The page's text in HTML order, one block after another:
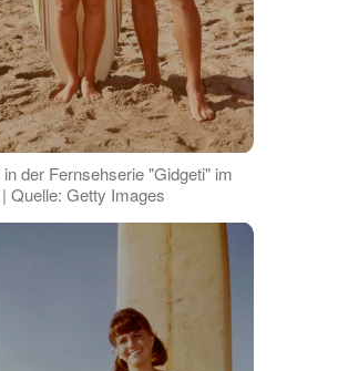
der Fernsehserie "Gidgeti" im
Quelle: Getty Images